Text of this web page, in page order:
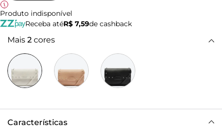
Produto indisponível
Receba atéR$ 7,59de cashback
Mais 2 cores
Características